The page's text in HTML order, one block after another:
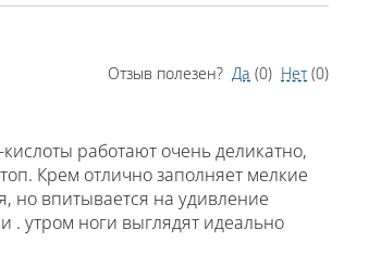
Отзыв полезен? Да (0) Нет (0)
работают очень деликатно,
Крем отлично заполняет мелкие
но впитывается на удивление
. утром ноги выглядят идеально